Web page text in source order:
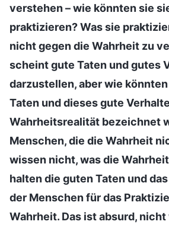
verstehen – wie könnten sie
praktizieren? Was sie
nicht gegen die Wahrheit zu
scheint gute Taten und gutes
darzustellen, aber wie
Taten und dieses gute
Wahrheitsrealität bezeichnet
Menschen, die die Wahrheit
wissen nicht, was die
halten die guten Taten und
der Menschen für das
Wahrheit. Das ist absurd,